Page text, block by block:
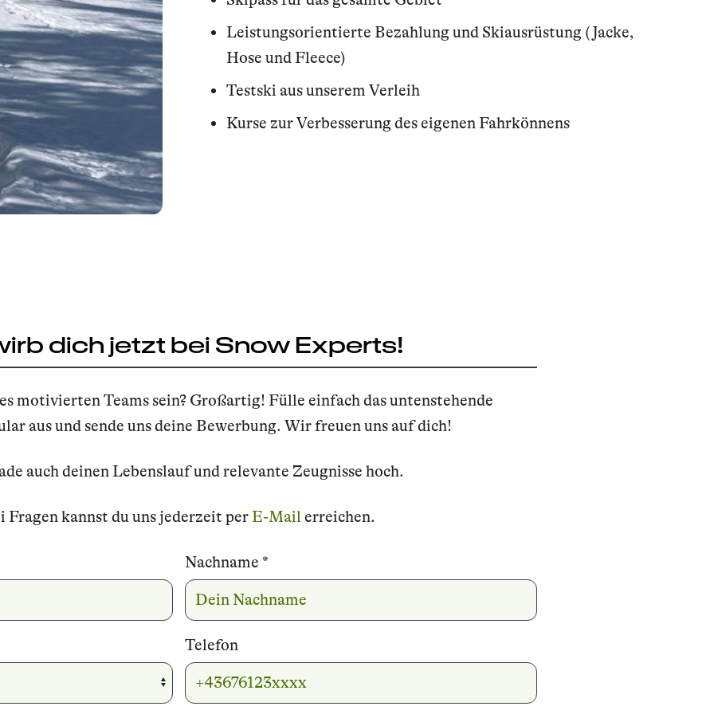
Leistungsorientierte Bezahlung und Skiausrüstung (Jacke,
Hose und Fleece)
Testski aus unserem Verleih
Kurse zur Verbesserung des eigenen Fahrkönnens
dich jetzt bei Snow Experts!
motivierten Teams sein? Großartig! Fülle einfach das untenstehende
aus und sende uns deine Bewerbung. Wir freuen uns auf dich!
auch deinen Lebenslauf und relevante Zeugnisse hoch.
Fragen kannst du uns jederzeit per E-Mailerreichen.
Nachname *
Telefon